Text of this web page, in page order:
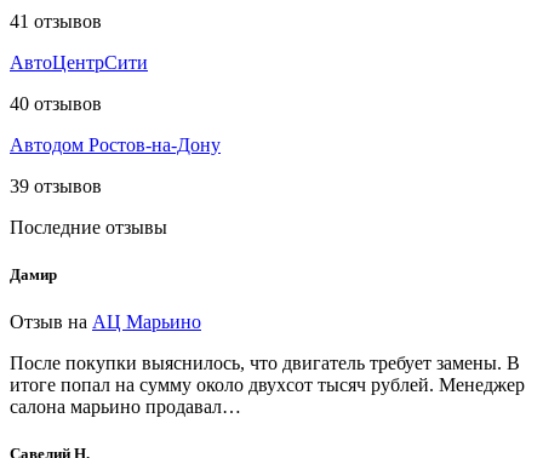
41 отзывов
АвтоЦентрСити
40 отзывов
Автодом Ростов-на-Дону
39 отзывов
Последние отзывы
Дамир
Отзыв на АЦ Марьино
После покупки выяснилось, что двигатель требует замены. В
итоге попал на сумму около двухсот тысяч рублей. Менеджер
салона марьино продавал…
Савелий Н.